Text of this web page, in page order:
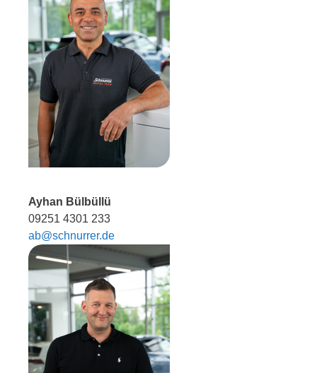
Ayhan Bülbüllü
09251 4301 233
ab@schnurrer.de